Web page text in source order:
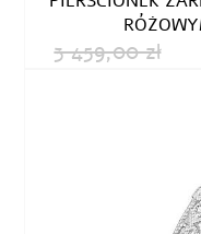
3 459,00 zł